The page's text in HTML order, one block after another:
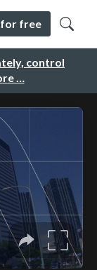
control
…
for free